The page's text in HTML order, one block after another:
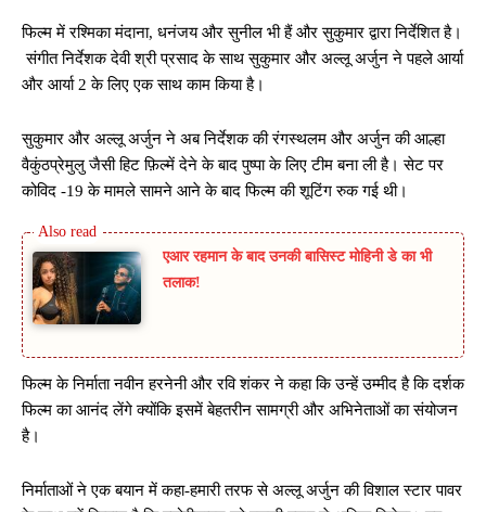
फिल्म में रश्मिका मंदाना, धनंजय और सुनील भी हैं और सुकुमार द्वारा निर्देशित है।
संगीत निर्देशक देवी श्री प्रसाद के साथ सुकुमार और अल्लू अर्जुन ने पहले आर्या
और आर्या 2 के लिए एक साथ काम किया है।
सुकुमार और अल्लू अर्जुन ने अब निर्देशक की रंगस्थलम और अर्जुन की आल्हा
वैकुंठप्रेमुलु जैसी हिट फ़िल्में देने के बाद पुष्पा के लिए टीम बना ली है। सेट पर
कोविद -19 के मामले सामने आने के बाद फिल्म की शूटिंग रुक गई थी।
एआर रहमान के बाद उनकी बासिस्ट मोहिनी डे का भी
तलाक!
फिल्म के निर्माता नवीन हरनेनी और रवि शंकर ने कहा कि उन्हें उम्मीद है कि दर्शक
फिल्म का आनंद लेंगे क्योंकि इसमें बेहतरीन सामग्री और अभिनेताओं का संयोजन
है।
निर्माताओं ने एक बयान में कहा-हमारी तरफ से अल्लू अर्जुन की विशाल स्टार पावर